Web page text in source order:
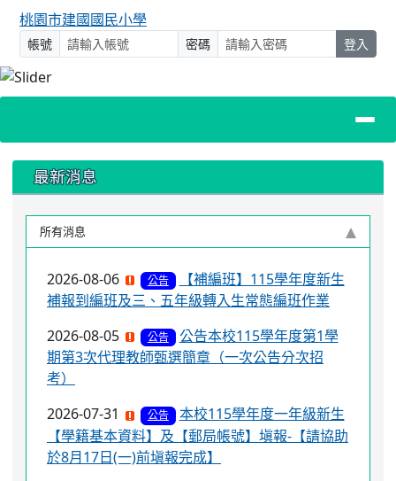
桃園市建國國民小學
帳號 密碼 登入
上中區域內容
最新消息
所有消息
2026-08-06 公告
【補編班】115學年度新生
補報到編班及三、五年級轉入生常態編班作業
2026-08-05
公告
公告本校115學年度第1學
期第3次代理教師甄選簡章（一次公告分次招
考）
2026-07-31
公告
本校115學年度一年級新生
【學籍基本資料】及【郵局帳號】塡報-【請協助
於8月17日(一)前塡報完成】